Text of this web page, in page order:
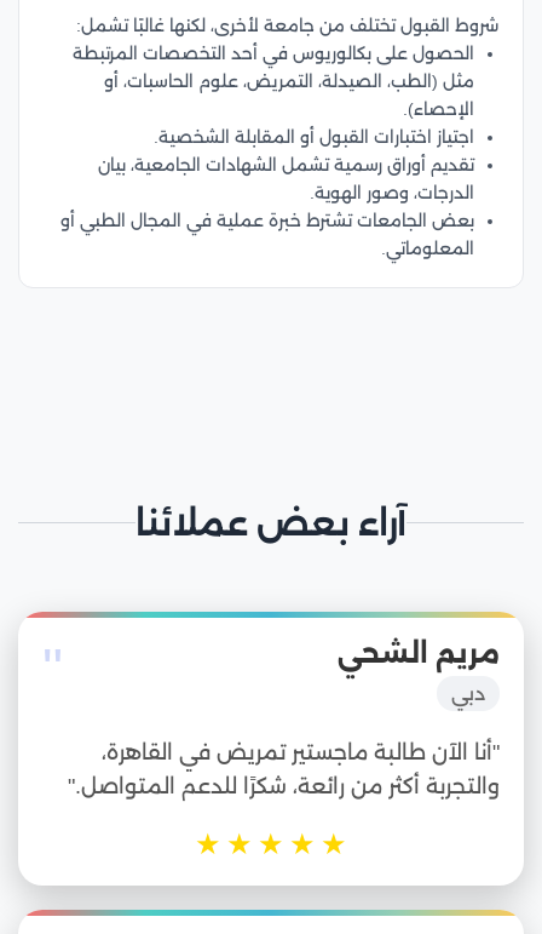
شروط القبول تختلف من جامعة لأخرى، لكنها غالبًا تشمل:
الحصول على بكالوريوس في أحد التخصصات المرتبطة
مثل (الطب، الصيدلة، التمريض، علوم الحاسبات، أو
الإحصاء).
اجتياز اختبارات القبول أو المقابلة الشخصية.
تقديم أوراق رسمية تشمل الشهادات الجامعية، بيان
الدرجات، وصور الهوية.
بعض الجامعات تشترط خبرة عملية في المجال الطبي أو
المعلوماتي.
آراء بعض عملائنا
" مريم الشحي
دبي
"أنا الآن طالبة ماجستير تمريض في القاهرة،
والتجربة أكثر من رائعة، شكرًا للدعم المتواصل."
★
★
★
★
★